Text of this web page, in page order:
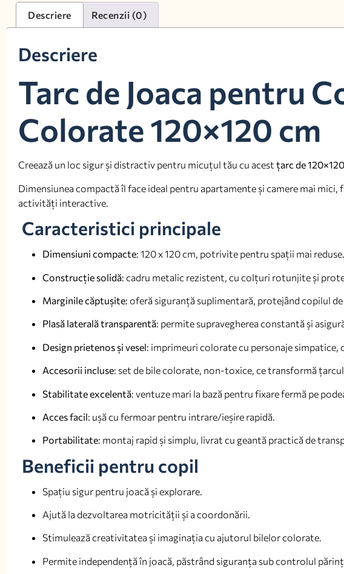
Descriere Recenzii (0)
Descriere
Tarc de Joaca pentru
Colorate 120×120 cm
Creează un loc sigur și distractiv pentru micuțul tău cu acest țarc de
Dimensiunea compactă îl face ideal pentru apartamente și camere mai mici,
activități interactive.
Caracteristici principale
Dimensiuni compacte: 120 x 120 cm, potrivite pentru spații mai reduse.
Construcție solidă: cadru metalic rezistent, cu colțuri rotunjite și
Marginile căptușite: oferă siguranță suplimentară, protejând copilul
Plasă laterală transparentă: permite supravegherea constantă și
Design prietenos și vesel: imprimeuri colorate cu personaje simpatice,
Accesorii incluse: set de bile colorate, non-toxice, ce transformă
Stabilitate excelentă: ventuze mari la bază pentru fixare fermă pe
Acces facil: ușă cu fermoar pentru intrare/ieșire rapidă.
Portabilitate: montaj rapid și simplu, livrat cu geantă practică de
Beneficii pentru copil
Spațiu sigur pentru joacă și explorare.
Ajută la dezvoltarea motricității și a coordonării.
Stimulează creativitatea și imaginația cu ajutorul bilelor colorate.
Permite independență în joacă, păstrând siguranța sub controlul